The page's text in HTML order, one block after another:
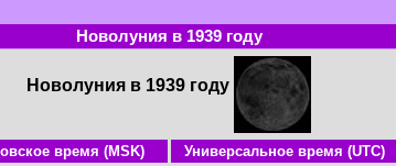
Новолуния в 1939 году
Новолуния в 1939 году
время (MSK)
Универсальное время (UTC)